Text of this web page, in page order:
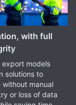
with full
export models
solutions to
without manual
or loss of data